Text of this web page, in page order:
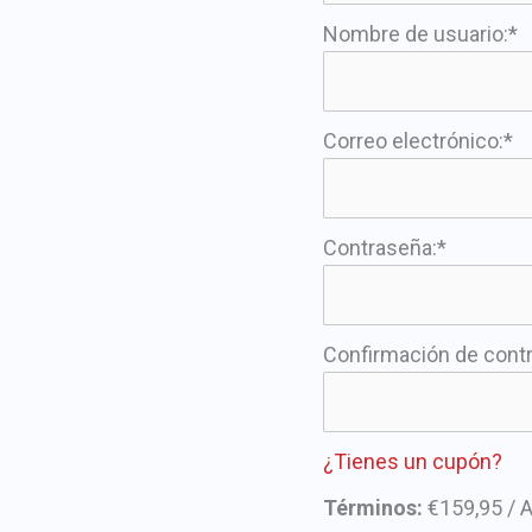
Nombre de usuario:*
Correo electrónico:*
Contraseña:*
Confirmación de
¿Tienes un cupón?
Términos: €159,95 /